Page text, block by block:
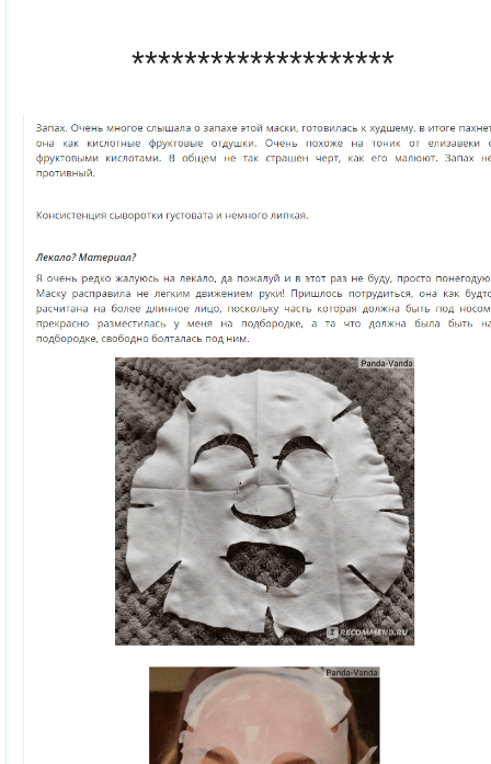
********************